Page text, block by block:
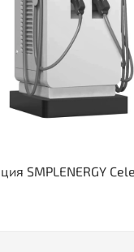
SMPLENERGY